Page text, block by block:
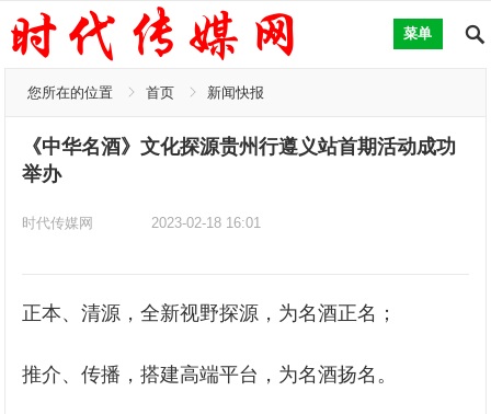
菜单
您所在的位置 首页 新闻快报
《中华名酒》文化探源贵州行遵义站首期活动成功
举办
时代传媒网 2023-02-18 16:01
正本、清源，全新视野探源，为名酒正名；
推介、传播，搭建高端平台，为名酒扬名。